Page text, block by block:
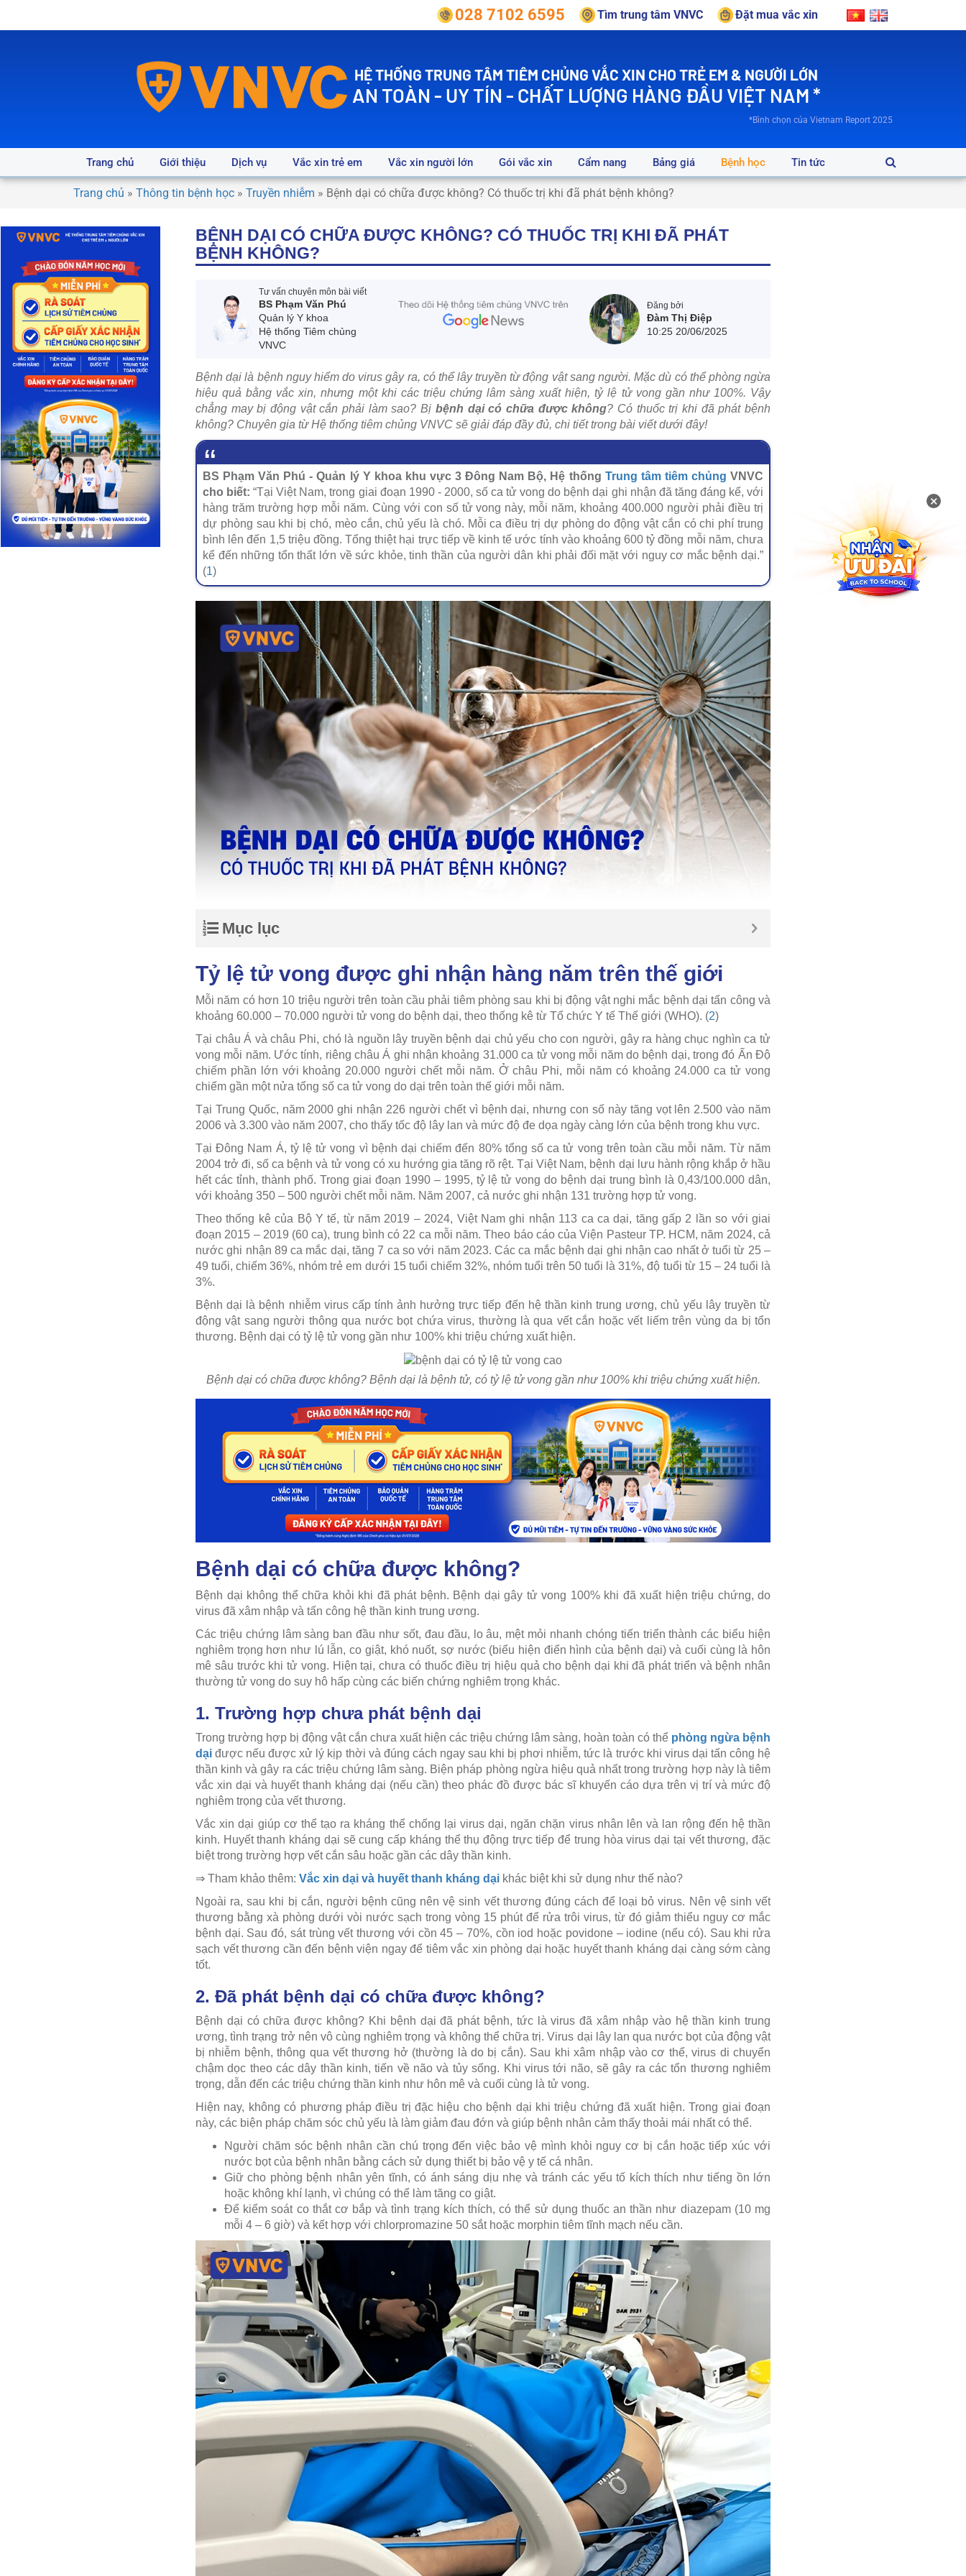
028 7102 6595 Tìm trung tâm VNVC Đặt mua vắc xin
HỆ THỐNG TRUNG TÂM TIÊM CHỦNG VẮC XIN CHO TRẺ EM & NGƯỜI LỚN
AN TOÀN - UY TÍN - CHẤT LƯỢNG HÀNG ĐẦU VIỆT NAM *
*Bình chọn của Vietnam Report 2025
Trang chủ Giới thiệu Dịch vụ Vắc xin trẻ em Vắc xin người lớn Gói vắc xin Cẩm nang Bảng giá Bệnh học Tin tức
Trang chủ » Thông tin bệnh học » Truyền nhiễm » Bệnh dại có chữa được không? Có thuốc trị khi đã phát bệnh không?
BỆNH DẠI CÓ CHỮA ĐƯỢC KHÔNG? CÓ THUỐC TRỊ KHI ĐÃ PHÁT
BỆNH KHÔNG?
Tư vấn chuyên môn bài viết
BS Phạm Văn Phú
Quản lý Y khoa
Hệ thống Tiêm chủng
VNVC
Đăng bởi
Đàm Thị Điệp
10:25 20/06/2025
Bệnh dại là bệnh nguy hiểm do virus gây ra, có thể lây truyền từ động vật sang người. Mặc dù có thể phòng ngừa
hiệu quả bằng vắc xin, nhưng một khi các triệu chứng lâm sàng xuất hiện, tỷ lệ tử vong gần như 100%. Vậy
chẳng may bị động vật cắn phải làm sao? Bị bệnh dại có chữa được không? Có thuốc trị khi đã phát bệnh
không? Chuyên gia từ Hệ thống tiêm chủng VNVC sẽ giải đáp đầy đủ, chi tiết trong bài viết dưới đây!
BS Phạm Văn Phú - Quản lý Y khoa khu vực 3 Đông Nam Bộ, Hệ thống Trung tâm tiêm chủng VNVC
cho biết: “Tại Việt Nam, trong giai đoạn 1990 - 2000, số ca tử vong do bệnh dại ghi nhận đã tăng đáng kể, với
hàng trăm trường hợp mỗi năm. Cùng với con số tử vong này, mỗi năm, khoảng 400.000 người phải điều trị
dự phòng sau khi bị chó, mèo cắn, chủ yếu là chó. Mỗi ca điều trị dự phòng do động vật cắn có chi phí trung
bình lên đến 1,5 triệu đồng. Tổng thiệt hại trực tiếp về kinh tế ước tính vào khoảng 600 tỷ đồng mỗi năm, chưa
kể đến những tổn thất lớn về sức khỏe, tinh thần của người dân khi phải đối mặt với nguy cơ mắc bệnh dại.”
(1)
Mục lục
Tỷ lệ tử vong được ghi nhận hàng năm trên thế giới
Mỗi năm có hơn 10 triệu người trên toàn cầu phải tiêm phòng sau khi bị động vật nghi mắc bệnh dại tấn công và
khoảng 60.000 – 70.000 người tử vong do bệnh dại, theo thống kê từ Tổ chức Y tế Thế giới (WHO). (2)
Tại châu Á và châu Phi, chó là nguồn lây truyền bệnh dại chủ yếu cho con người, gây ra hàng chục nghìn ca tử
vong mỗi năm. Ước tính, riêng châu Á ghi nhận khoảng 31.000 ca tử vong mỗi năm do bệnh dại, trong đó Ấn Độ
chiếm phần lớn với khoảng 20.000 người chết mỗi năm. Ở châu Phi, mỗi năm có khoảng 24.000 ca tử vong
chiếm gần một nửa tổng số ca tử vong do dại trên toàn thế giới mỗi năm.
Tại Trung Quốc, năm 2000 ghi nhận 226 người chết vì bệnh dại, nhưng con số này tăng vọt lên 2.500 vào năm
2006 và 3.300 vào năm 2007, cho thấy tốc độ lây lan và mức độ đe dọa ngày càng lớn của bệnh trong khu vực.
Tại Đông Nam Á, tỷ lệ tử vong vì bệnh dại chiếm đến 80% tổng số ca tử vong trên toàn cầu mỗi năm. Từ năm
2004 trở đi, số ca bệnh và tử vong có xu hướng gia tăng rõ rệt. Tại Việt Nam, bệnh dại lưu hành rộng khắp ở hầu
hết các tỉnh, thành phố. Trong giai đoạn 1990 – 1995, tỷ lệ tử vong do bệnh dại trung bình là 0,43/100.000 dân,
với khoảng 350 – 500 người chết mỗi năm. Năm 2007, cả nước ghi nhận 131 trường hợp tử vong.
Theo thống kê của Bộ Y tế, từ năm 2019 – 2024, Việt Nam ghi nhận 113 ca ca dại, tăng gấp 2 lần so với giai
đoạn 2015 – 2019 (60 ca), trung bình có 22 ca mỗi năm. Theo báo cáo của Viện Pasteur TP. HCM, năm 2024, cả
nước ghi nhận 89 ca mắc dại, tăng 7 ca so với năm 2023. Các ca mắc bệnh dại ghi nhận cao nhất ở tuổi từ 25 –
49 tuổi, chiếm 36%, nhóm trẻ em dưới 15 tuổi chiếm 32%, nhóm tuổi trên 50 tuổi là 31%, độ tuổi từ 15 – 24 tuổi là
3%.
Bệnh dại là bệnh nhiễm virus cấp tính ảnh hưởng trực tiếp đến hệ thần kinh trung ương, chủ yếu lây truyền từ
động vật sang người thông qua nước bọt chứa virus, thường là qua vết cắn hoặc vết liếm trên vùng da bị tổn
thương. Bệnh dại có tỷ lệ tử vong gần như 100% khi triệu chứng xuất hiện.
Bệnh dại có chữa được không? Bệnh dại là bệnh tử, có tỷ lệ tử vong gần như 100% khi triệu chứng xuất hiện.
Bệnh dại có chữa được không?
Bệnh dại không thể chữa khỏi khi đã phát bệnh. Bệnh dại gây tử vong 100% khi đã xuất hiện triệu chứng, do
virus đã xâm nhập và tấn công hệ thần kinh trung ương.
Các triệu chứng lâm sàng ban đầu như sốt, đau đầu, lo âu, mệt mỏi nhanh chóng tiến triển thành các biểu hiện
nghiêm trọng hơn như lú lẫn, co giật, khó nuốt, sợ nước (biểu hiện điển hình của bệnh dại) và cuối cùng là hôn
mê sâu trước khi tử vong. Hiện tại, chưa có thuốc điều trị hiệu quả cho bệnh dại khi đã phát triển và bệnh nhân
thường tử vong do suy hô hấp cùng các biến chứng nghiêm trọng khác.
1. Trường hợp chưa phát bệnh dại
Trong trường hợp bị động vật cắn chưa xuất hiện các triệu chứng lâm sàng, hoàn toàn có thể phòng ngừa bệnh
dại được nếu được xử lý kịp thời và đúng cách ngay sau khi bị phơi nhiễm, tức là trước khi virus dại tấn công hệ
thần kinh và gây ra các triệu chứng lâm sàng. Biện pháp phòng ngừa hiệu quả nhất trong trường hợp này là tiêm
vắc xin dại và huyết thanh kháng dại (nếu cần) theo phác đồ được bác sĩ khuyến cáo dựa trên vị trí và mức độ
nghiêm trọng của vết thương.
Vắc xin dại giúp cơ thể tạo ra kháng thể chống lại virus dại, ngăn chặn virus nhân lên và lan rộng đến hệ thần
kinh. Huyết thanh kháng dại sẽ cung cấp kháng thể thụ động trực tiếp để trung hòa virus dại tại vết thương, đặc
biệt trong trường hợp vết cắn sâu hoặc gần các dây thần kinh.
⇒ Tham khảo thêm: Vắc xin dại và huyết thanh kháng dại khác biệt khi sử dụng như thế nào?
Ngoài ra, sau khi bị cắn, người bệnh cũng nên vệ sinh vết thương đúng cách để loại bỏ virus. Nên vệ sinh vết
thương bằng xà phòng dưới vòi nước sạch trong vòng 15 phút để rửa trôi virus, từ đó giảm thiểu nguy cơ mắc
bệnh dại. Sau đó, sát trùng vết thương với cồn 45 – 70%, cồn iod hoặc povidone – iodine (nếu có). Sau khi rửa
sạch vết thương cần đến bệnh viện ngay để tiêm vắc xin phòng dại hoặc huyết thanh kháng dại càng sớm càng
tốt.
2. Đã phát bệnh dại có chữa được không?
Bệnh dại có chữa được không? Khi bệnh dại đã phát bệnh, tức là virus đã xâm nhập vào hệ thần kinh trung
ương, tình trạng trở nên vô cùng nghiêm trọng và không thể chữa trị. Virus dại lây lan qua nước bọt của động vật
bị nhiễm bệnh, thông qua vết thương hở (thường là do bị cắn). Sau khi xâm nhập vào cơ thể, virus di chuyển
chậm dọc theo các dây thần kinh, tiến về não và tủy sống. Khi virus tới não, sẽ gây ra các tổn thương nghiêm
trọng, dẫn đến các triệu chứng thần kinh như hôn mê và cuối cùng là tử vong.
Hiện nay, không có phương pháp điều trị đặc hiệu cho bệnh dại khi triệu chứng đã xuất hiện. Trong giai đoạn
này, các biện pháp chăm sóc chủ yếu là làm giảm đau đớn và giúp bệnh nhân cảm thấy thoải mái nhất có thể.
Người chăm sóc bệnh nhân cần chú trọng đến việc bảo vệ mình khỏi nguy cơ bị cắn hoặc tiếp xúc với
nước bọt của bệnh nhân bằng cách sử dụng thiết bị bảo vệ y tế cá nhân.
Giữ cho phòng bệnh nhân yên tĩnh, có ánh sáng dịu nhẹ và tránh các yếu tố kích thích như tiếng ồn lớn
hoặc không khí lạnh, vì chúng có thể làm tăng co giật.
Để kiểm soát co thắt cơ bắp và tình trạng kích thích, có thể sử dụng thuốc an thần như diazepam (10 mg
mỗi 4 – 6 giờ) và kết hợp với chlorpromazine 50 sắt hoặc morphin tiêm tĩnh mạch nếu cần.
×